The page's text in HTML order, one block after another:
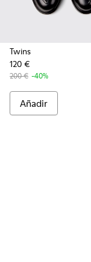
Twins
120 €
200 € -40%
Añadir